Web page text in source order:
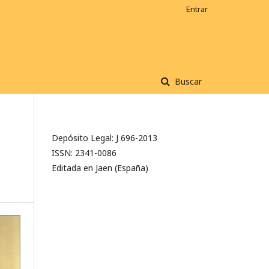
Buscar
Entrar
Depósito Legal: J 696-2013
ISSN: 2341-0086
Editada en Jaen (España)